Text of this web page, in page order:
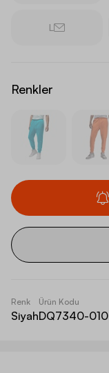
L
Renkler
Renk
Siyah
Ürün Kodu
DQ7340-010